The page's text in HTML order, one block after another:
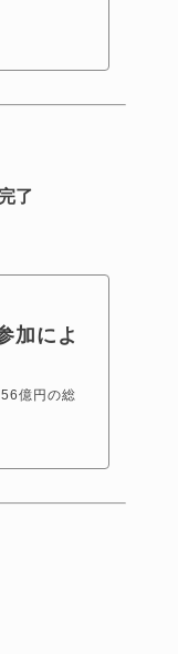
了
加によ
億円の総